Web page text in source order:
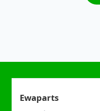
Ewaparts